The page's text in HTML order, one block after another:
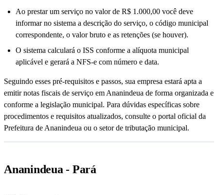
Ao prestar um serviço no valor de R$ 1.000,00 você deve
informar no sistema a descrição do serviço, o código municipal
correspondente, o valor bruto e as retenções (se houver).
O sistema calculará o ISS conforme a alíquota municipal
aplicável e gerará a NFS-e com número e data.
Seguindo esses pré-requisitos e passos, sua empresa estará apta a
emitir notas fiscais de serviço em Ananindeua de forma organizada e
conforme a legislação municipal. Para dúvidas específicas sobre
procedimentos e requisitos atualizados, consulte o portal oficial da
Prefeitura de Ananindeua ou o setor de tributação municipal.
Ananindeua - Pará